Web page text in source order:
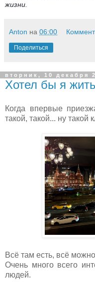
жизни.
Anton на 06:00
Поделиться
вторник, 10 декабря
Хотел бы я
Когда впервые
такой, такой... ну такой
Всё там есть, всё
Очень много всего
людей.